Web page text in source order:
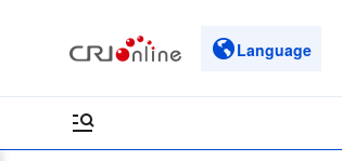
Language